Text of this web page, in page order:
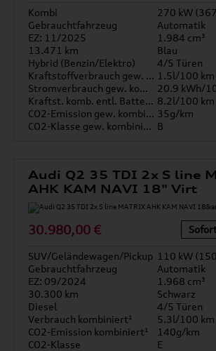
Kombi
270 kW
Gebrauchtfahrzeug
Automatik
EZ: 11/2025
1.984 cm³
13.471 km
Blau
Hybrid (Benzin/Elektro)
4/5 Türen
Kraftstoffverbrauch gew. kombiniert 1.5l/100 km
Stromverbrauch gew. kombiniert
20.9 kWh/
Kraftst. komb. entl. Batterie 8.2l/100 km
CO2-Emission gew. kombiniert 35g/km
CO2-Klasse gew. kombiniert B
Audi Q2 35 TDI 2x S line
AHK KAM NAVI 18" Virt
30.980,00 €
SUV/Geländewagen/Pickup 110 kW
Gebrauchtfahrzeug
Automatik
EZ: 09/2024
1.968 cm³
30.300 km
Schwarz
Diesel
4/5 Türen
Verbrauch kombiniert¹
5.3l/100 km
CO2-Emission kombiniert¹
140g/km
CO2-Klasse
E